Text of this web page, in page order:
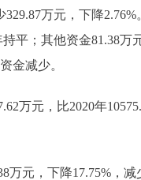
万元，下降2.76%
平；其他资金81.38万
金减少。
元，比2020年
元，下降17.75%，